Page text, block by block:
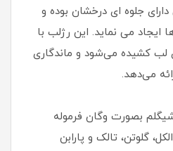
جلوه ای درخشان بوده و
می نماید. این رژلب با
لب کشیده می‌شود و ماندگاری
می‌دهد.
بصورت وگان فرموله
گلوتن، تالک و پارابن